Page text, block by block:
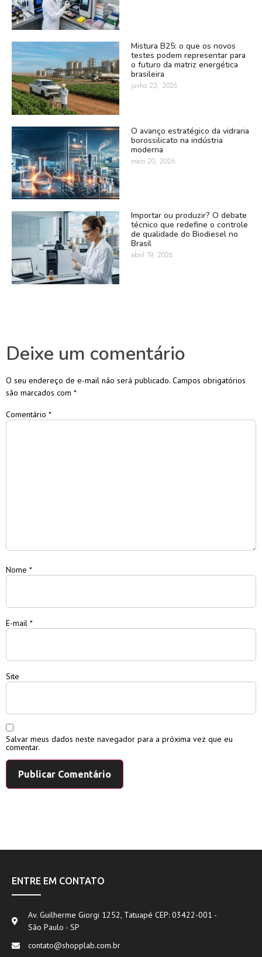
Mistura B25: o que os novos
testes podem representar para
o futuro da matriz energética
brasileira
junho 23, 2026
O avanço estratégico da vidraria
borossilicato na indústria
moderna
maio 20, 2026
Importar ou produzir? O debate
técnico que redefine o controle
de qualidade do Biodiesel no
Brasil
abril 19, 2026
Deixe um comentário
O seu endereço de e-mail não será publicado. Campos obrigatórios
são marcados com *
Comentário *
Nome *
E-mail *
Site
Salvar meus dados neste navegador para a próxima vez que eu
comentar.
ENTRE EM CONTATO
Av. Guilherme Giorgi 1252, Tatuapé CEP: 03422-001 -
São Paulo - SP
contato@shopplab.com.br